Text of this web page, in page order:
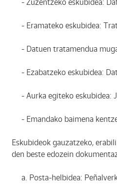
- Zuzentzeko eskubidea:
- Eramateko eskubidea:
- Datuen tratamendua
- Ezabatzeko eskubidea:
- Aurka egiteko eskubidea:
- Emandako baimena
Eskubideok gauzatzeko,
den beste edozein
a. Posta-helbidea: